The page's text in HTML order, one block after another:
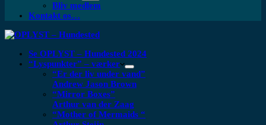
Bliv medlem
Kontakt os…
Se OPLYST – Hundested 2024
“Lyspunkter” – værker
“Er der liv under vand”
Andrew Jason Brown
“Mirror Boxes”
Arthur van der Zaag
“Mother of Mermaids “